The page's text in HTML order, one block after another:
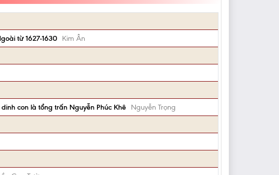
từ 1627-1630
Kim Ân
con là tổng trấn Nguyễn Phúc Khê
Nguyễn Trọng